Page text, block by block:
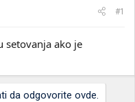
#1
setovanja ako je
da odgovorite ovde.